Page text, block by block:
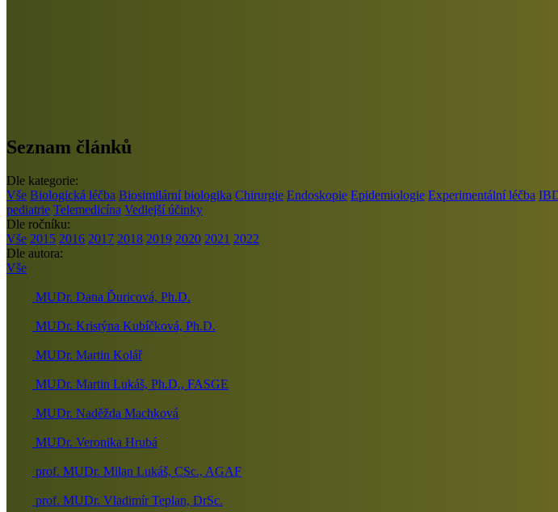
Seznam článků
Dle kategorie:
Vše Biologická léčba Biosimilární biologika Chirurgie Endoskopie Epidemiologie Experimentální léčba
pediatrie Telemedicína Vedlejší účinky
Dle ročníku:
Vše 2015 2016 2017 2018 2019 2020 2021 2022
Dle autora:
Vše
MUDr. Dana Ďuricová, Ph.D.
MUDr. Kristýna Kubíčková, Ph.D.
MUDr. Martin Kolář
MUDr. Martin Lukáš, Ph.D., FASGE
MUDr. Naděžda Machková
MUDr. Veronika Hrubá
prof. MUDr. Milan Lukáš, CSc., AGAF
prof. MUDr. Vladimír Teplan, DrSc.